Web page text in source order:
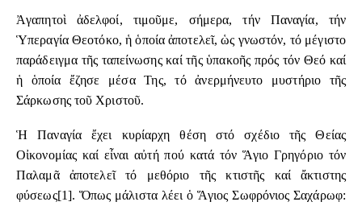
Ἀγαπητοὶ ἀδελφοί, τιμοῦμε, σήμερα, τήν Παναγία, τήν
Ὑπεραγία Θεοτόκο, ἡ ὁποία ἀποτελεῖ, ὡς γνωστόν, τό μέγιστο
παράδειγμα τῆς ταπείνωσης καί τῆς ὑπακοῆς πρός τόν Θεό καί
ἡ ὁποία ἔζησε μέσα Της, τό ἀνερμήνευτο μυστήριο τῆς
Σάρκωσης τοῦ Χριστοῦ.
Ἡ Παναγία ἔχει κυρίαρχη θέση στό σχέδιο τῆς Θείας
Οἰκονομίας καί εἶναι αὐτή πού κατά τόν Ἅγιο Γρηγόριο τόν
Παλαμᾶ ἀποτελεῖ τό μεθόριο τῆς κτιστῆς καί ἄκτιστης
φύσεως[1]. Ὅπως μάλιστα λέει ὁ Ἅγιος Σωφρόνιος Σαχάρωφ: